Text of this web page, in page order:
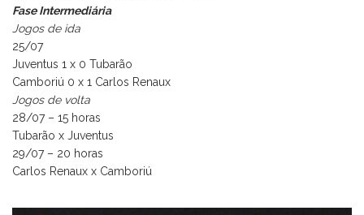
Fase Intermediária
Jogos de ida
25/07
Juventus 1 x 0 Tubarão
Camboriú 0 x 1 Carlos Renaux
Jogos de volta
28/07 – 15 horas
Tubarão x Juventus
29/07 – 20 horas
Carlos Renaux x Camboriú